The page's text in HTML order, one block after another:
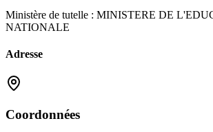
Ministère de tutelle : MINISTERE DE
NATIONALE
Adresse
Coordonnées